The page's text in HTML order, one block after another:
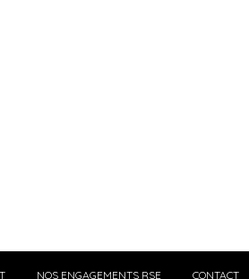
NOS ENGAGEMENTS RSE CONTACT